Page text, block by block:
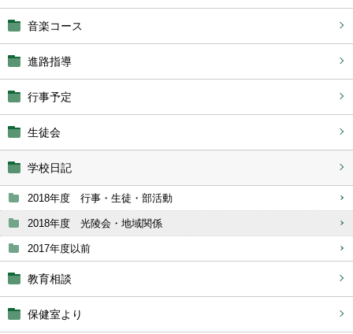
音楽コース
進路指導
行事予定
生徒会
学校日記
2018年度 行事・生徒・部活動
2018年度 光陵会・地域関係
2017年度以前
教育相談
保健室より